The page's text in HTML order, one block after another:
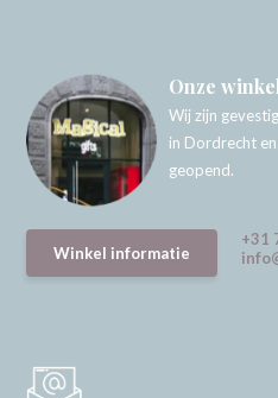
Onze
Wij zijn
in Dordrecht
geopend.
Winkel informatie
+31